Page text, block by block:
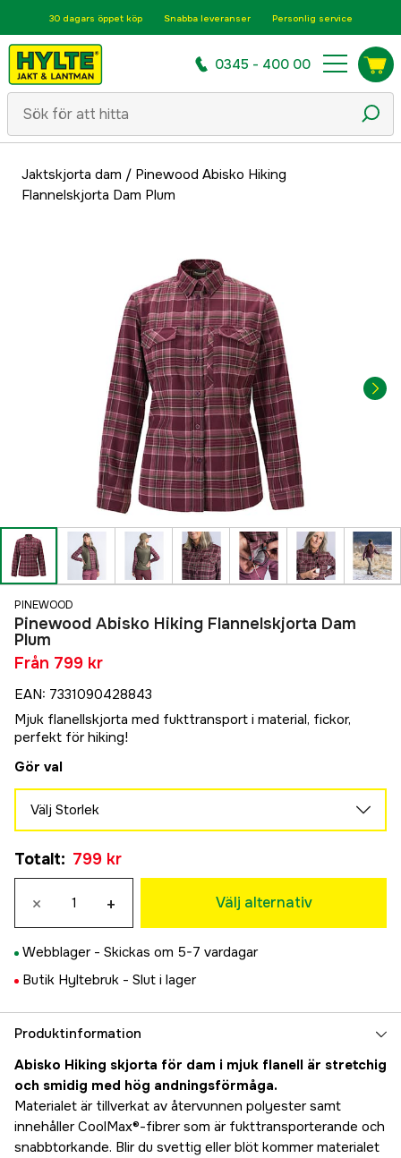
30 dagars öppet köp Snabba leveranser Personlig service
0345 - 400 00
Jaktskjorta dam / Pinewood Abisko Hiking
Flannelskjorta Dam Plum
PINEWOOD
Pinewood Abisko Hiking Flannelskjorta Dam
Plum
Från 799 kr
EAN: 7331090428843
Mjuk flanellskjorta med fukttransport i material, fickor,
perfekt för hiking!
Gör val
Välj Storlek
799 kr
S
799 kr
799 kr
799 kr
799 kr
Tillfälligt slut
799 kr
Tillfälligt slut
Totalt: 799 kr
× + Välj alternativ
Webblager - Skickas om 5-7 vardagar
Butik Hyltebruk - Slut i lager
Produktinformation
Abisko Hiking skjorta för dam i mjuk flanell är stretchig
och smidig med hög andningsförmåga.
Materialet är tillverkat av återvunnen polyester samt
innehåller CoolMax®-fibrer som är fukttransporterande och
snabbtorkande. Blir du svettig eller blöt kommer materialet